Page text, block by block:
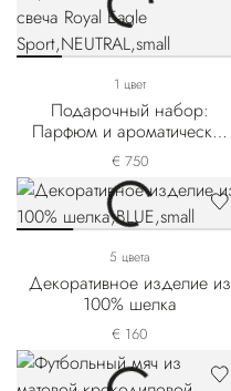
1 цвет
Подарочный набор:
Парфюм и ароматическая
свеча Royal Eagle Sport
€ 750
5 цвета
Декоративное изделие из
100% шелка
€ 160